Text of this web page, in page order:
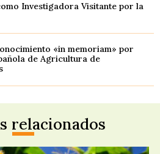
Investigadora Visitante por la
«in memoriam» por
de Agricultura de
relacionados